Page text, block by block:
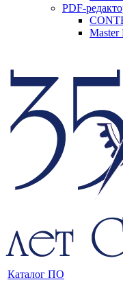
PDF-
Master
Каталог ПО